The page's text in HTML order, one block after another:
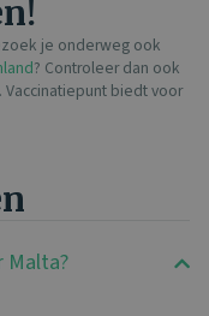
je onderweg ook
? Controleer dan ook
biedt voor
Malta?